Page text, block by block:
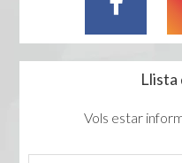
Llista
Vols estar